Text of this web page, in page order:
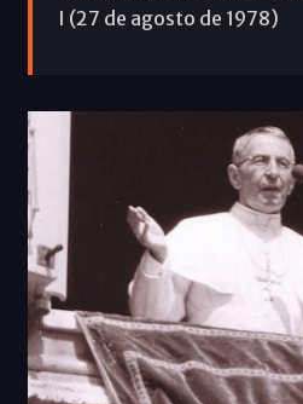
I (27 de agosto de 1978)